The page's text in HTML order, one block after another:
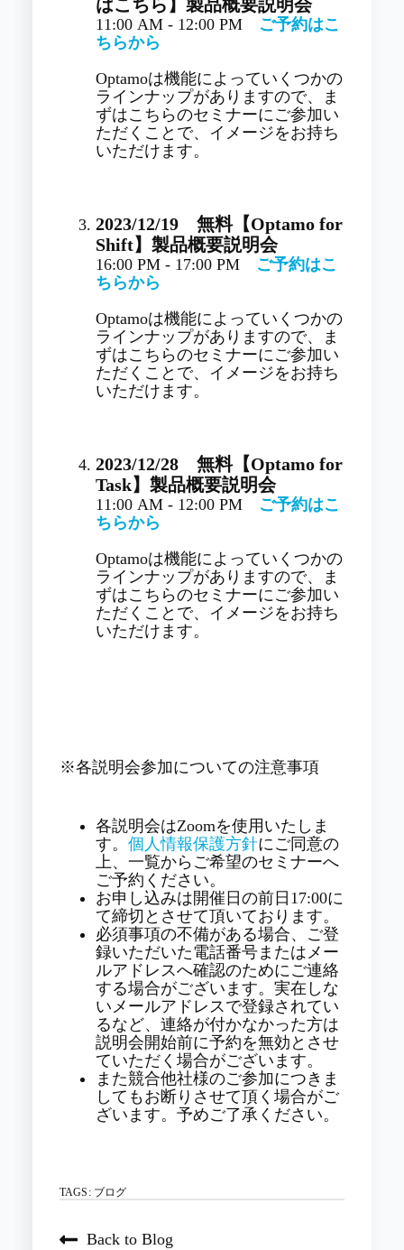
はこちら 】 製品概要説明会
11:00 AM - 12:00 PM
ご予約はこ
ちらから
Optamoは機能によっていくつかの
ラインナップがありますので、ま
ずはこちらのセミナーにご参加い
ただくことで、イメージをお持ち
いただけます。
2023/12/19 無料【Optamo for
Shift】 製品概要説明会
16:00 PM - 17:00 PM
ご予約はこ
ちらから
Optamoは機能によっていくつかの
ラインナップがありますので、ま
ずはこちらのセミナーにご参加い
ただくことで、イメージをお持ち
いただけます。
2023/12/28無料【Optamo for
Task】 製品概要説明会
11:00 AM - 12:00 PM
ご予約はこ
ちらから
Optamoは機能によっていくつかの
ラインナップがありますので、ま
ずはこちらのセミナーにご参加い
ただくことで、イメージをお持ち
いただけます。
※各説明会参加についての注意事項
各説明会はZoomを使用いたしま
す。 個人情報保護方針にご同意の
上、一覧からご希望のセミナーへ
ご予約ください。
お申し込みは開催日の前日17:00に
て締切とさせて頂いております。
必須事項の不備がある場合、ご登
録いただいた電話番号またはメー
ルアドレスへ確認のためにご連絡
する場合がございます。実在しな
いメールアドレスで登録されてい
るなど、連絡が付かなかった方は
説明会開始前に予約を無効とさせ
ていただく場合がございます。
また競合他社様のご参加につきま
してもお断りさせて頂く場合がご
ざいます。予めご了承ください。
TAGS: ブログ
Back to Blog